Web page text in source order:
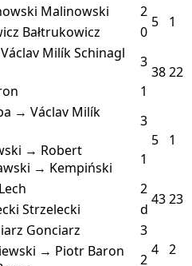
Malinowski 2
5 1
Bałtrukowicz 0
MilíkSchinagl
3
3822
1
→ Václav Milík
3
5
1
→ Robert
→ Kempiński 1
Lech 2
4323
Strzelecki d
Gonciarz
3
4 2
→ Piotr Baron
2